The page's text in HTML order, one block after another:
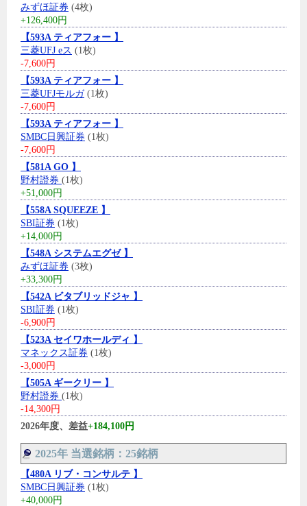
みずほ証券 (4枚)
+126,400円
【593A ティアフォー 】
三菱UFJ eス (1枚)
-7,600円
【593A ティアフォー 】
三菱UFJモルガ(1枚)
-7,600円
【593A ティアフォー 】
SMBC日興証券 (1枚)
-7,600円
【581A GO 】
野村證券 (1枚)
+51,000円
【558A SQUEEZE 】
SBI証券 (1枚)
+14,000円
【548A システムエグゼ 】
みずほ証券 (3枚)
+33,300円
【542A ビタブリッドジャ 】
SBI証券 (1枚)
-6,900円
【523A セイワホールディ 】
マネックス証券 (1枚)
-3,000円
【505A ギークリー 】
野村證券 (1枚)
-14,300円
2026年度、差益+184,100円
2025年 当選銘柄：25銘柄
【480A リブ・コンサルテ 】
SMBC日興証券 (1枚)
+40,000円